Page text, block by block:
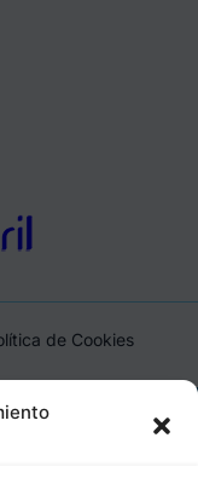
de Cookies
1, 18600, Motril,
L01181400